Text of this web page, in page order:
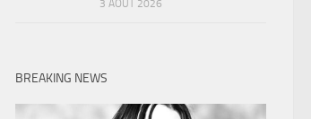
3 AOÛT 2026
BREAKING NEWS